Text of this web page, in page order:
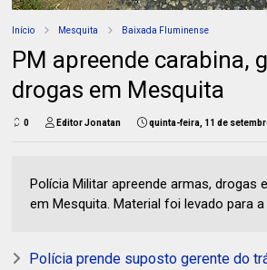
Início Mesquita Baixada Fluminense
PM apreende carabina,
drogas em Mesquita
0 Editor Jonatan quinta-feira, 11 de
Polícia Militar apreende armas, drogas
em Mesquita. Material foi levado para a
Polícia prende suposto gerente do